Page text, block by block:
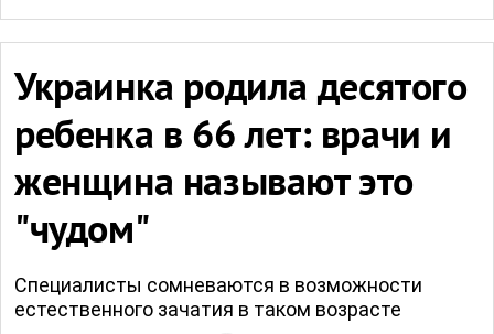
Украинка родила десятого
ребенка в 66 лет: врачи и
женщина называют это
"чудом"
Специалисты сомневаются в возможности
естественного зачатия в таком возрасте